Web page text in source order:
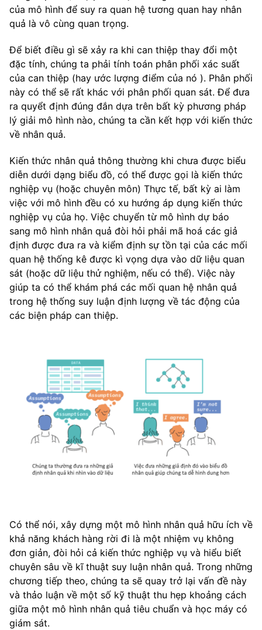
của mô hình để suy ra quan hệ tương quan hay nhân
quả là vô cùng quan trọng.
Để biết điều gì sẽ xảy ra khi can thiệp thay đổi một
đặc tính, chúng ta phải tính toán phân phối xác suất
của can thiệp (hay ước lượng điểm của nó ). Phân phối
này có thể sẽ rất khác với phân phối quan sát. Để đưa
ra quyểt định đúng đắn dựa trên bất kỳ phương pháp
lý giải mô hình nào, chúng ta cần kết hợp với kiến thức
về nhân quả.
Kiến thức nhân quả thông thường khi chưa được biểu
diễn dưới dạng biểu đồ, có thể được gọi là kiến thức
nghiệp vụ (hoặc chuyên môn) Thực tế, bất kỳ ai làm
việc với mô hình đều có xu hướng áp dụng kiến thức
nghiệp vụ của họ. Việc chuyển từ mô hình dự báo
sang mô hình nhân quả đòi hỏi phải mã hoá các giả
định được đưa ra và kiểm định sự tồn tại của các mối
quan hệ thống kê được kì vọng dựa vào dữ liệu quan
sát (hoặc dữ liệu thử nghiệm, nếu có thể). Việc này
giúp ta có thể khám phá các mối quan hệ nhân quả
trong hệ thống suy luận định lượng về tác động của
các biện pháp can thiệp.
Có thể nói, xây dựng một mô hình nhân quả hữu ích về
khả năng khách hàng rời đi là một nhiệm vụ không
đơn giản, đòi hỏi cả kiến thức nghiệp vụ và hiểu biết
chuyên sâu về kĩ thuật suy luận nhân quả. Trong những
chương tiếp theo, chúng ta sẽ quay trở lại vấn đề này
và thảo luận về một số kỹ thuật thu hẹp khoảng cách
giữa một mô hình nhân quả tiêu chuẩn và học máy có
giám sát.